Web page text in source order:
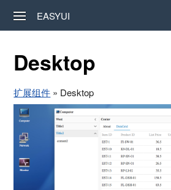
EASYUI
Desktop
扩展组件 » Desktop